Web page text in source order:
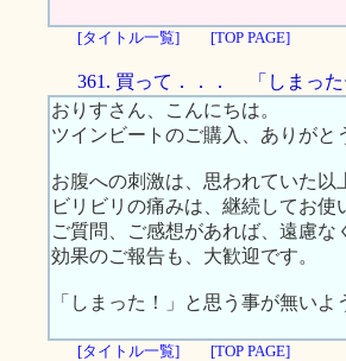
[タイトル一覧] [TOP PAGE]
361. 買って．．． 「しまっ
おりすさん、こんにちは。
ツインビートのご購入、ありがと
お腹への刺激は、思われていた以
ビリビリの痛みは、継続してお
ご質問、ご感想があれば、遠慮な
効果のご報告も、大歓迎です。
「しまった！」と思う事が無い
[タイトル一覧] [TOP PAGE]